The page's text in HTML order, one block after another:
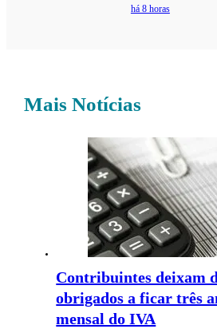
há 8 horas
Mais Notícias
Contribuintes deixam
obrigados a ficar três
mensal do IVA